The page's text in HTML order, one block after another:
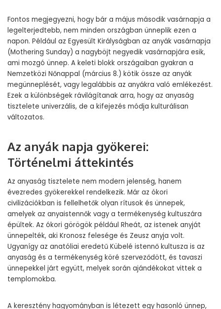
Fontos megjegyezni, hogy bár a május második vasárnapja a
legelterjedtebb, nem minden országban ünneplik ezen a
napon. Például az Egyesült Királyságban az anyák vasárnapja
(Mothering Sunday) a nagyböjt negyedik vasárnapjára esik,
ami mozgó ünnep. A keleti blokk országaiban gyakran a
Nemzetközi Nőnappal (március 8.) kötik össze az anyák
megünneplését, vagy legalábbis az anyákra való emlékezést.
Ezek a különbségek rávilágítanak arra, hogy az anyaság
tisztelete univerzális, de a kifejezés módja kulturálisan
változatos.
Az anyák napja gyökerei:
Történelmi áttekintés
Az anyaság tisztelete nem modern jelenség, hanem
évezredes gyökerekkel rendelkezik. Már az ókori
civilizációkban is fellelhetők olyan rítusok és ünnepek,
amelyek az anyaistennők vagy a termékenység kultuszára
épültek. Az ókori görögök például Rheát, az istenek anyját
ünnepelték, aki Kronosz felesége és Zeusz anyja volt.
Ugyanígy az anatóliai eredetű Kübelé istennő kultusza is az
anyaság és a termékenység köré szerveződött, és tavaszi
ünnepekkel járt együtt, melyek során ajándékokat vittek a
templomokba.
A keresztény hagyományban is létezett egy hasonló ünnep,